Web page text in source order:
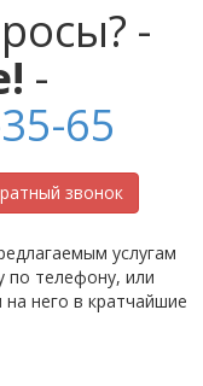
-
-
65
звонок
услугам
по телефону, или
него в кратчайшие